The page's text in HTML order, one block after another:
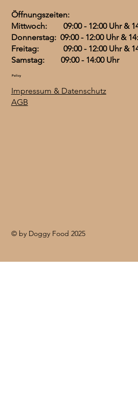
Öffnungszeiten:
Mittwoch: 09:00 - 12:00 Uhr &
Donnerstag: 09:00 - 12:00 Uhr &
Freitag: 09:00 - 12:00 Uhr &
Samstag: 09:00 - 14:00 Uhr
Policy
Impressum & Datenschutz
AGB
© by Doggy Food 2025